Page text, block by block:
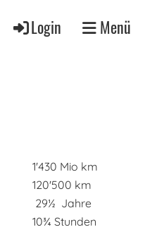
Login Menü
1'430 Mio km
120'500 km
29½ Jahre
10¾ Stunden